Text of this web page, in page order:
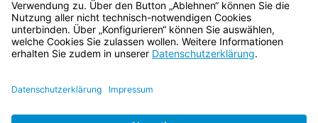
Bayern.de
BayernPortal
Impressum